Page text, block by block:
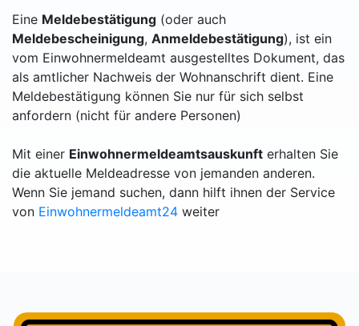
Eine Meldebestätigung (oder auch
Meldebescheinigung, Anmeldebestätigung), ist ein
vom Einwohnermeldeamt ausgestelltes Dokument, das
als amtlicher Nachweis der Wohnanschrift dient. Eine
Meldebestätigung können Sie nur für sich selbst
anfordern (nicht für andere Personen)
Mit einer Einwohnermeldeamtsauskunft erhalten Sie
die aktuelle Meldeadresse von jemanden anderen.
Wenn Sie jemand suchen, dann hilft ihnen der Service
von Einwohnermeldeamt24 weiter